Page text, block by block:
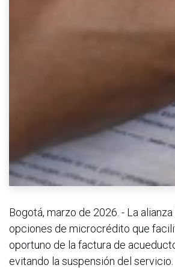
Bogotá, marzo de 2026. - La
opciones de microcrédito que
oportuno de la factura de
evitando la suspensión del servicio.